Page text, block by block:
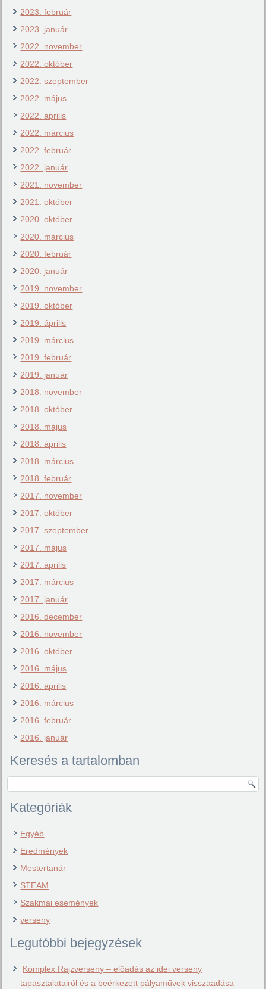
2023. február
2023. január
2022. november
2022. október
2022. szeptember
2022. május
2022. április
2022. március
2022. február
2022. január
2021. november
2021. október
2020. október
2020. március
2020. február
2020. január
2019. november
2019. október
2019. április
2019. március
2019. február
2019. január
2018. november
2018. október
2018. május
2018. április
2018. március
2018. február
2017. november
2017. október
2017. szeptember
2017. május
2017. április
2017. március
2017. január
2016. december
2016. november
2016. október
2016. május
2016. április
2016. március
2016. február
2016. január
Keresés a tartalomban
Kategóriák
Egyéb
Eredmények
Mestertanár
STEAM
Szakmai események
verseny
Legutóbbi bejegyzések
Komplex Rajzverseny – előadás az idei verseny
tapasztalatairól és a beérkezett pályaművek visszaadása